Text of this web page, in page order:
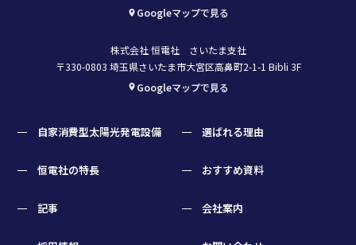
Googleマップで見る
株式会社 恒電社 さいたま支社
〒330-0803 埼玉県さいたま市大宮区高鼻町2-1-1 Bibli 3F
Googleマップで見る
自家消費型太陽光発電設備 選ばれる理由
恒電社の特長 おすすめ資料
記事 会社案内